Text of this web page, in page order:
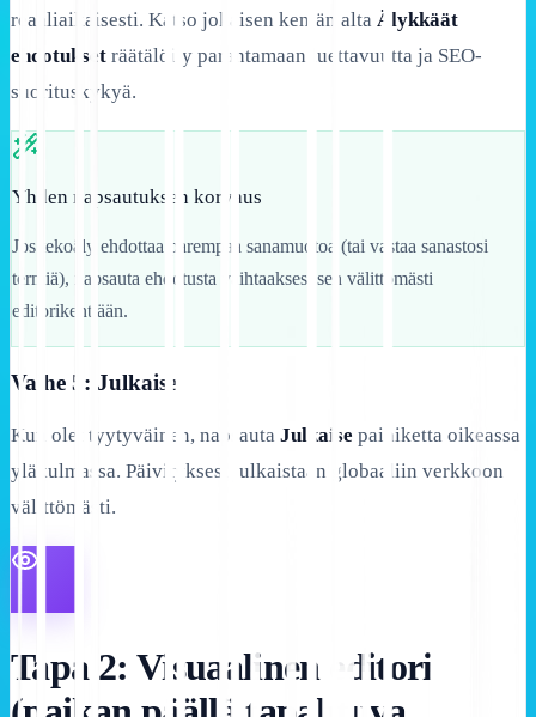
reaaliaikaisesti. Katso jokaisen kentän alta Älykkäät
ehdotukset räätälöity parantamaan luettavuutta ja SEO-
suorituskykyä.
Yhden napsautuksen korvaus
Jos tekoäly ehdottaa parempaa sanamuotoa (tai vastaa sanastosi
termiä), napsauta ehdotusta vaihtaaksesi sen välittömästi
editorikenttään.
Vaihe 5: Julkaise
Kun olet tyytyväinen, napsauta Julkaise painiketta oikeassa
yläkulmassa. Päivityksesi julkaistaan globaaliin verkkoon
välittömästi.
Tapa 2: Visuaalinen editori